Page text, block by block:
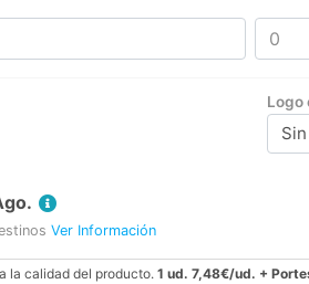
Logo
Ver Información
la calidad del producto. 1 ud. 7,48€/ud. +